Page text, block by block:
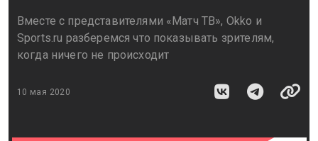
Вместе с представителями «Матч ТВ», Okko и
Sports.ru разберемся что показывать зрителям,
когда ничего не происходит
10 мая 2020